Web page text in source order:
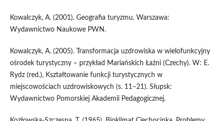
Kowalczyk, A. (2001). Geografia turyzmu. Warszawa:
Wydawnictwo Naukowe PWN.
Kowalczyk, A. (2005). Transformacja uzdrowiska w wielofunkcyjny
ośrodek turystyczny – przykład Mariańskich Łaźni (Czechy). W: E.
Rydz (red.), Kształtowanie funkcji turystycznych w
miejscowościach uzdrowiskowych (s. 11–21). Słupsk:
Wydawnictwo Pomorskiej Akademii Pedagogicznej.